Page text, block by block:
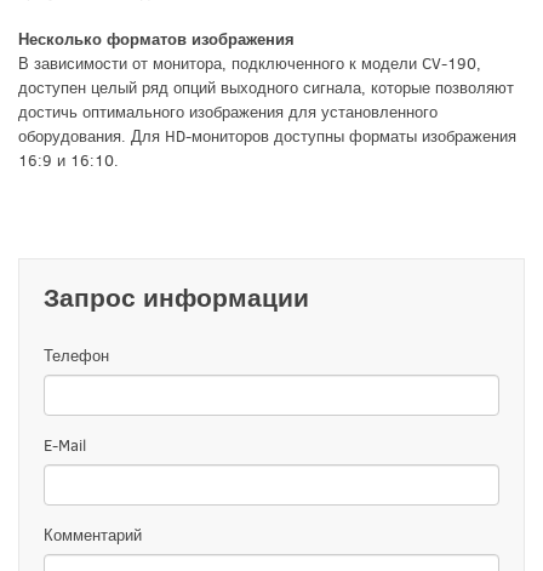
Несколько форматов изображения
В зависимости от монитора, подключенного к модели CV-190,
доступен целый ряд опций выходного сигнала, которые позволяют
достичь оптимального изображения для установленного
оборудования. Для HD-мониторов доступны форматы изображения
16:9 и 16:10.
Запрос информации
Телефон
E-Mail
Комментарий